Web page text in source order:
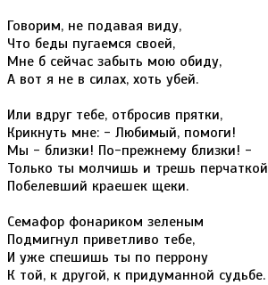
Говорим, не подавая виду,
Что беды пугаемся своей,
Мне б сейчас забыть мою обиду,
А вот я не в силах, хоть убей.
Или вдруг тебе, отбросив прятки,
Крикнуть мне: - Любимый, помоги!
Мы - близки! По-прежнему близки! -
Только ты молчишь и трешь перчаткой
Побелевший краешек щеки.
Семафор фонариком зеленым
Подмигнул приветливо тебе,
И уже спешишь ты по перрону
К той, к другой, к придуманной судьбе.